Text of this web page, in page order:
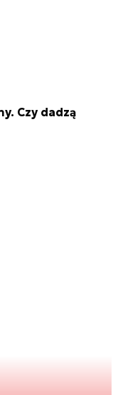
Czy dadzą